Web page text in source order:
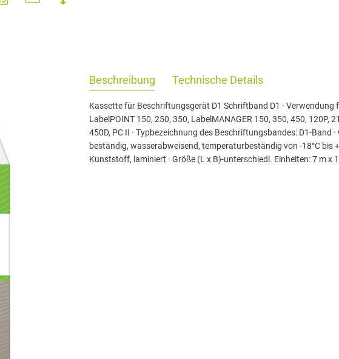
Beschreibung Technische Details
Kassette für Beschriftungsgerät D1 Schriftband D1 · Verwendung
LabelPOINT 150, 250, 350, LabelMANAGER 150, 350, 450, 120P,
450D, PC II · Typbezeichnung des Beschriftungsbandes: D1-Band
beständig, wasserabweisend, temperaturbeständig von -18°C bis
Kunststoff, laminiert · Größe (L x B)-unterschiedl. Einheiten: 7 m x